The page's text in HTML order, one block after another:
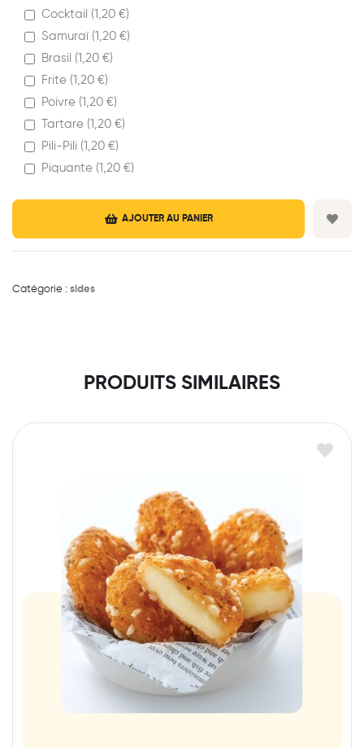
Cocktail (1,20 €)
Samuraï (1,20 €)
Brasil (1,20 €)
Frite (1,20 €)
Poivre (1,20 €)
Tartare (1,20 €)
Pili-Pili (1,20 €)
Piquante (1,20 €)
AJOUTER AU PANIER
Catégorie : sides
PRODUITS SIMILAIRES